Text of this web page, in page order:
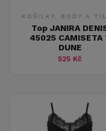
KOŠILKY, BODY A
Top JANIRA
45025 CAMISETA
DUNE
525 Kč